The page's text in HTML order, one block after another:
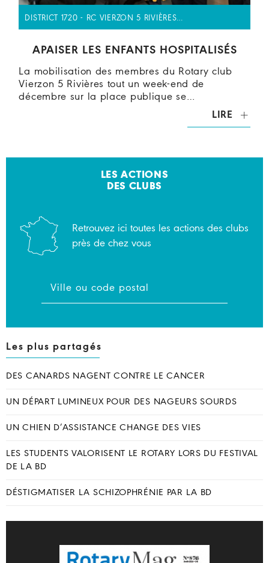
DISTRICT 1720 - RC VIERZON 5 RIVIÈRES…
APAISER LES ENFANTS HOSPITALISÉS
La mobilisation des membres du Rotary club
Vierzon 5 Rivières tout un week-end de
décembre sur la place publique se…
LIRE
LES ACTIONS
DES CLUBS
Retrouvez ici toutes les actions des clubs
près de chez vous
Les plus partagés
DES CANARDS NAGENT CONTRE LE CANCER
UN DÉPART LUMINEUX POUR DES NAGEURS SOURDS
UN CHIEN D’ASSISTANCE CHANGE DES VIES
LES STUDENTS VALORISENT LE ROTARY LORS DU FESTIVAL
DE LA BD
DÉSTIGMATISER LA SCHIZOPHRÉNIE PAR LA BD